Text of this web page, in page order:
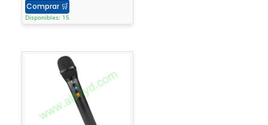
Comprar 🛒
Disponibles: 15